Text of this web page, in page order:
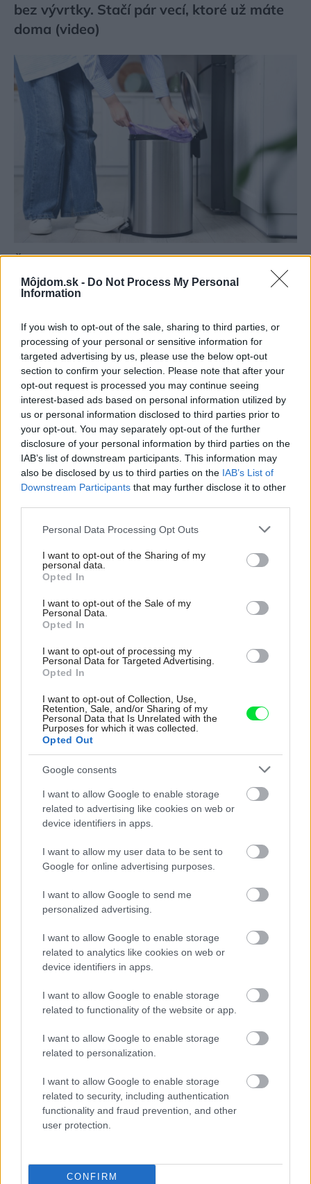
Môjdom.sk - Do Not Process My Personal
Information
If you wish to opt-out of the sale, sharing to third parties, or
processing of your personal or sensitive information for
targeted advertising by us, please use the below opt-out
section to confirm your selection. Please note that after your
opt-out request is processed you may continue seeing
interest-based ads based on personal information utilized by
us or personal information disclosed to third parties prior to
your opt-out. You may separately opt-out of the further
disclosure of your personal information by third parties on the
IAB’s list of downstream participants. This information may
also be disclosed by us to third parties on the IAB’s List of
Downstream Participants that may further disclose it to other
Please note that this website/app uses one or more Google
not limited to your visit or usage behaviour. You may click to
grant or deny consent to Google and its third-party tags to
use your data for below specified purposes in below Google
consent section.
Personal Data Processing Opt Outs
I want to opt-out of the Sharing of my
personal data.
Opted In
I want to opt-out of the Sale of my
Personal Data.
Opted In
I want to opt-out of processing my
Personal Data for Targeted Advertising.
Opted In
I want to opt-out of Collection, Use,
Retention, Sale, and/or Sharing of my
Personal Data that Is Unrelated with the
Purposes for which it was collected.
Opted Out
Google consents
I want to allow Google to enable storage
related to advertising like cookies on web or
device identifiers in apps.
I want to allow my user data to be sent to
Google for online advertising purposes.
I want to allow Google to send me
personalized advertising.
I want to allow Google to enable storage
related to analytics like cookies on web or
device identifiers in apps.
I want to allow Google to enable storage
related to functionality of the website or app.
I want to allow Google to enable storage
related to personalization.
I want to allow Google to enable storage
related to security, including authentication
functionality and fraud prevention, and other
user protection.
CONFIRM
bez vývrtky. Stačí pár vecí, ktoré už máte
doma (video)
Šíri sa z odpadkového koša silný zápach?
Tieto kroky vám pomôžu zbaviť sa ho
Pred týmito interiérovými trendmi dizajnéri
varujú! Prečo by ste sa im mali radšej vyhnúť?
Aktuálne trendy v bývaní
Prečo si získava srdcia ľudí? Spoznajte
Päť dizajnových prvkov v interiéri, ktoré nikdy